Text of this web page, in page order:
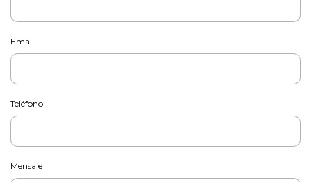
Email
Teléfono
Mensaje